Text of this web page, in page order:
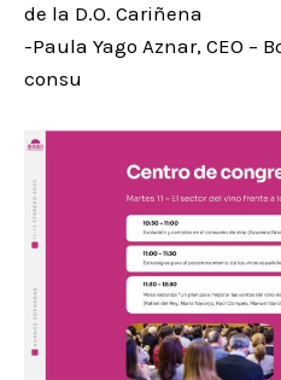
de la D.O. Cariñena
-Paula Yago Aznar, CEO –
consu